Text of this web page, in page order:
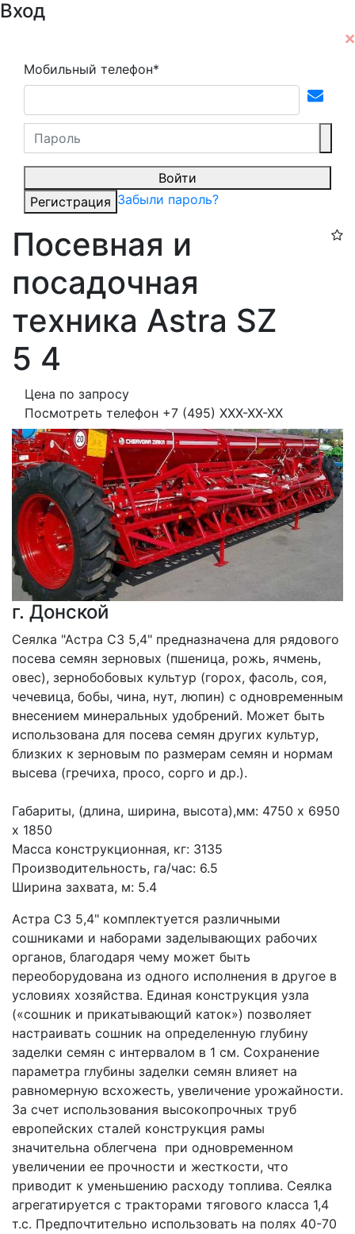
Вход
Мобильный телефон*
Войти
Регистрация Забыли пароль?
Посевная и
посадочная
техника Astra SZ
5 4
Цена по запросу
Посмотреть телефон +7 (495) XXX-XX-XX
г. Донской
Сеялка "Астра СЗ 5,4" предназначена для рядового
посева семян зерновых (пшеница, рожь, ячмень,
овес), зернобобовых культур (горох, фасоль, соя,
чечевица, бобы, чина, нут, люпин) с одновременным
внесением минеральных удобрений. Может быть
использована для посева семян других культур,
близких к зерновым по размерам семян и нормам
высева (гречиха, просо, сорго и др.).
Габариты, (длина, ширина, высота),мм: 4750 х 6950
х 1850
Масса конструкционная, кг: 3135
Производительность, га/час: 6.5
Ширина захвата, м: 5.4
Астра СЗ 5,4" комплектуется различными
сошниками и наборами заделывающих рабочих
органов, благодаря чему может быть
переоборудована из одного исполнения в другое в
условиях хозяйства. Единая конструкция узла
(«сошник и прикатывающий каток») позволяет
настраивать сошник на определенную глубину
заделки семян с интервалом в 1 см. Сохранение
параметра глубины заделки семян влияет на
равномерную всхожесть, увеличение урожайности.
За счет использования высокопрочных труб
европейских сталей конструкция рамы
значительна облегчена  при одновременном
увеличении ее прочности и жесткости, что
приводит к уменьшению расходу топлива. Сеялка
агрегатируется с тракторами тягового класса 1,4
т.с. Предпочтительно использовать на полях 40-70